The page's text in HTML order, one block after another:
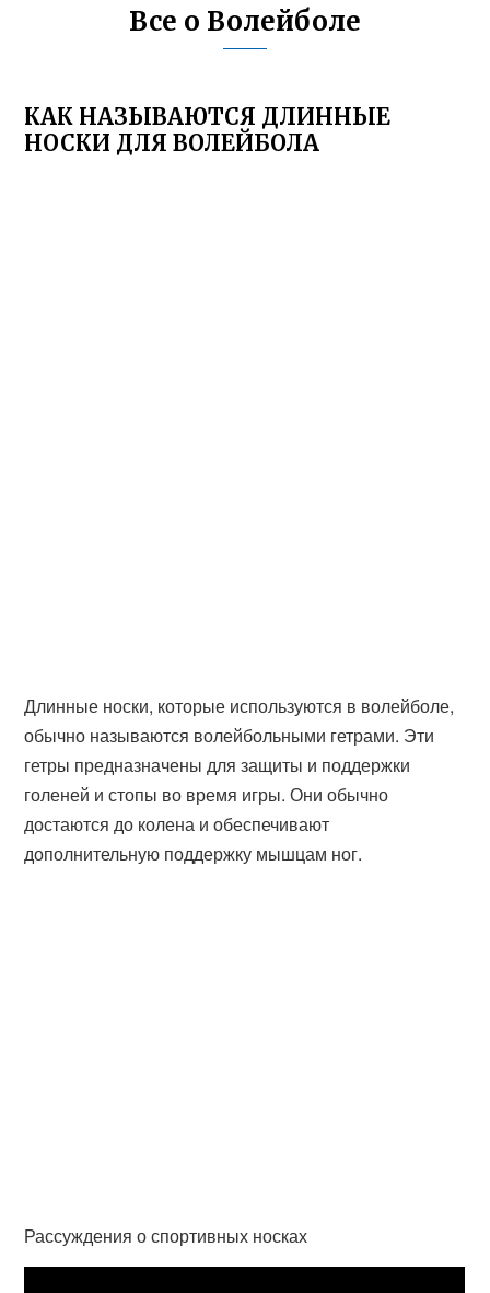
Все о Волейболе
КАК НАЗЫВАЮТСЯ ДЛИННЫЕ
НОСКИ ДЛЯ ВОЛЕЙБОЛА
Длинные носки, которые используются в волейболе,
обычно называются волейбольными гетрами. Эти
гетры предназначены для защиты и поддержки
голеней и стопы во время игры. Они обычно
достаются до колена и обеспечивают
дополнительную поддержку мышцам ног.
Рассуждения о спортивных носках